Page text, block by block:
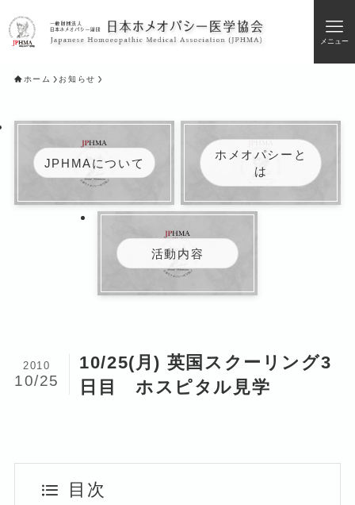
メニュー
ホーム お知らせ
JPHMAについて
ホメオパシーと
は
活動内容
10/25(月) 英国スクーリング3
日目 ホスピタル見学
2010
10/25
目次